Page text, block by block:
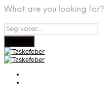
What are you looking for?